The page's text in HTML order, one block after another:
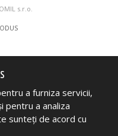
s.r.o.
a platí pro něj
DE UTILIZARE
a furniza servicii,
pentru a analiza
sunteţi de acord cu